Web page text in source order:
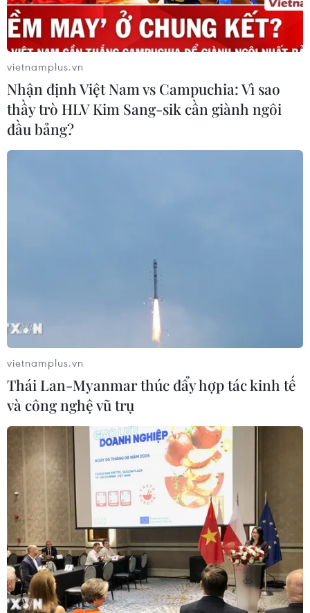
TIN CÙNG CHUYÊN MỤC
Ca vi phẫu ghép da đầu hiếm gặp
giúp bé gái phục hồi sau 10 năm
06/08/2026 07:15
vietnamplus.vn
Nhận định Việt Nam vs Campuchia: Vì sao
thầy trò HLV Kim Sang-sik cần giành ngôi
đầu bảng?
vietnamplus.vn
Thái Lan-Myanmar thúc đẩy hợp tác kinh tế
và công nghệ vũ trụ